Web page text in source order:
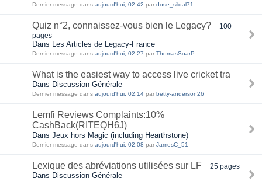
Dernier message dans aujourd'hui, 02:42 par dose_sildal71
Quiz n°2, connaissez-vous bien le Legacy?
100
pages
Dans Les Articles de Legacy-France
Dernier message dans aujourd'hui, 02:27 par ThomasSoarP
What is the easiest way to access live cricket tra
Dans Discussion Générale
Dernier message dans aujourd'hui, 02:14 par betty-anderson26
Lemfi Reviews Complaints:10%
CashBack(RITEQH6J)
Dans Jeux hors Magic (including Hearthstone)
Dernier message dans aujourd'hui, 02:08 par JamesC_51
Lexique des abréviations utilisées sur LF 25 pages
Dans Discussion Générale